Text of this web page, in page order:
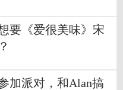
要《爱很美味》宋
加派对，和Alan搞